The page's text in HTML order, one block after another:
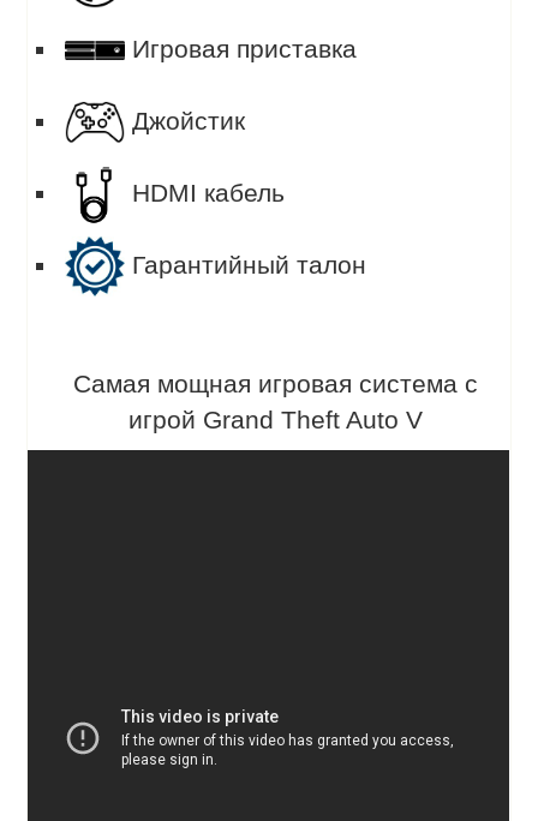
Игровая приставка
Джойстик
HDMI кабель
Гарантийный талон
Самая мощная игровая система с
игрой Grand Theft Auto V